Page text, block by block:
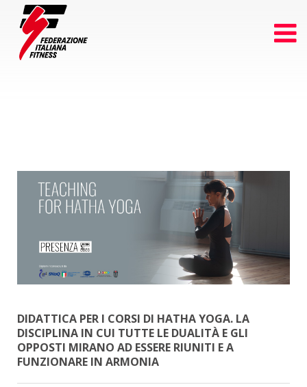
DIDATTICA PER I CORSI DI HATHA YOGA. LA
DISCIPLINA IN CUI TUTTE LE DUALITÀ E GLI
OPPOSTI MIRANO AD ESSERE RIUNITI E A
FUNZIONARE IN ARMONIA